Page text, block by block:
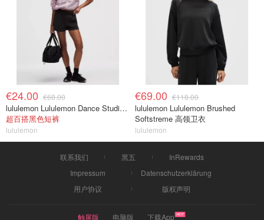
€24.00 €68.00
lululemon Lululemon Dance Studio 高腰短裤 3.5英寸
超百搭黑色短裤
lululemon
€69.00 €118.00
lululemon Lululemon Brushed
Softstreme 高领卫衣
lululemon
联系我们 黑五
InRewards
Impressum
Datenschutzerklärung
用户协议
版权声明
触屏版 电脑版 下载App